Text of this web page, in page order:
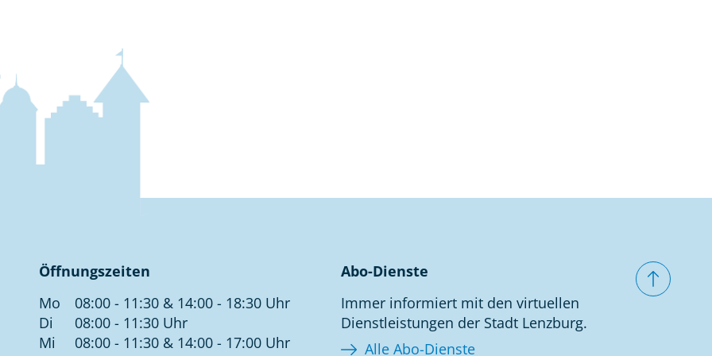
Öffnungszeiten
Mo
08:00 - 11:30 & 14:00 - 18:30 Uhr
Di
08:00 - 11:30 Uhr
Mi
08:00 - 11:30 & 14:00 - 17:00 Uhr
Abo-Dienste
Immer informiert mit den virtuellen
Dienstleistungen der Stadt Lenzburg.
Alle Abo-Dienste